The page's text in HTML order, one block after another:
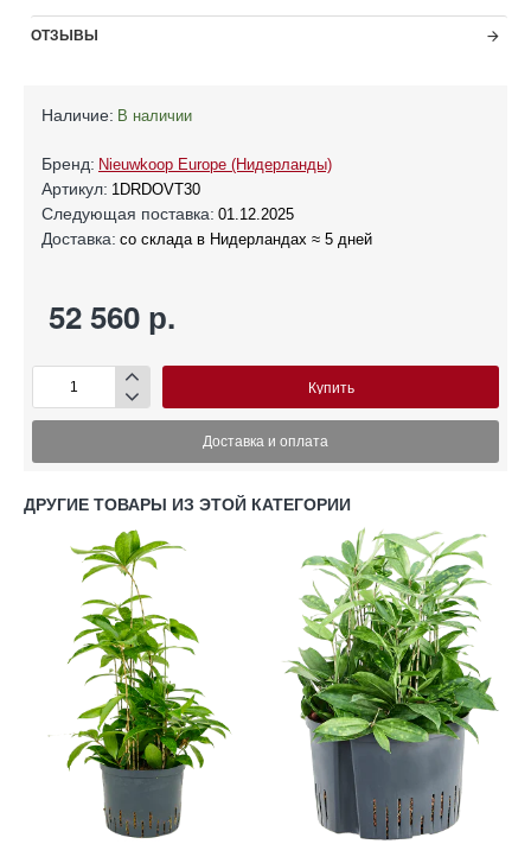
ОТЗЫВЫ
Наличие: В наличии
Бренд: Nieuwkoop Europe (Нидерланды)
Артикул: 1DRDOVT30
Следующая поставка: 01.12.2025
Доставка: со склада в Нидерландах ≈ 5 дней
52 560 р.
Купить
Доставка и оплата
ДРУГИЕ ТОВАРЫ ИЗ ЭТОЙ КАТЕГОРИИ